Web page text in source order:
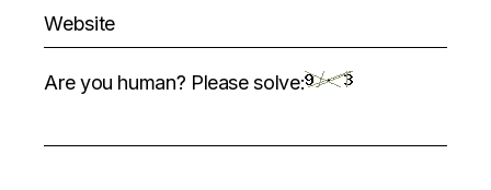
Are you human? Please solve: